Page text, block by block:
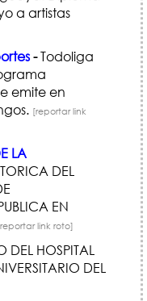
a artistas
-Todoliga
emite en
[reportar link
LA
DEL
EN
link roto]
DEL HOSPITAL
DEL